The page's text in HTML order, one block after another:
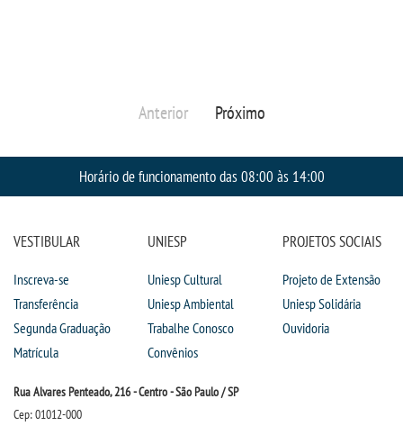
IMPRENSA
OUVIDORIA
Anterior Próximo
Horário de funcionamento das 08:00 às 14:00
VESTIBULAR
Inscreva-se
Transferência
Segunda Graduação
Matrícula
UNIESP
Uniesp Cultural
Uniesp Ambiental
Trabalhe Conosco
Convênios
PROJETOS SOCIAIS
Projeto de Extensão
Uniesp Solidária
Ouvidoria
Rua Alvares Penteado, 216 - Centro - São Paulo / SP
Cep: 01012-000